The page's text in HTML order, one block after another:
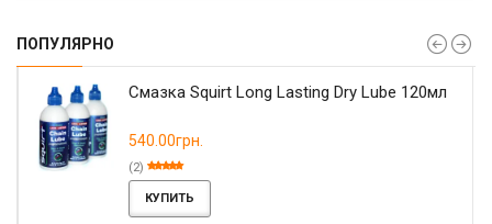
ПОПУЛЯРНО
Смазка Squirt Long Lasting Dry Lube 120мл
540.00грн.
(2)
КУПИТЬ